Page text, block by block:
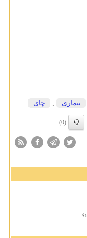
بیماری , چای
(0)